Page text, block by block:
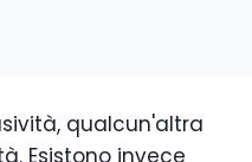
qualcun'altra